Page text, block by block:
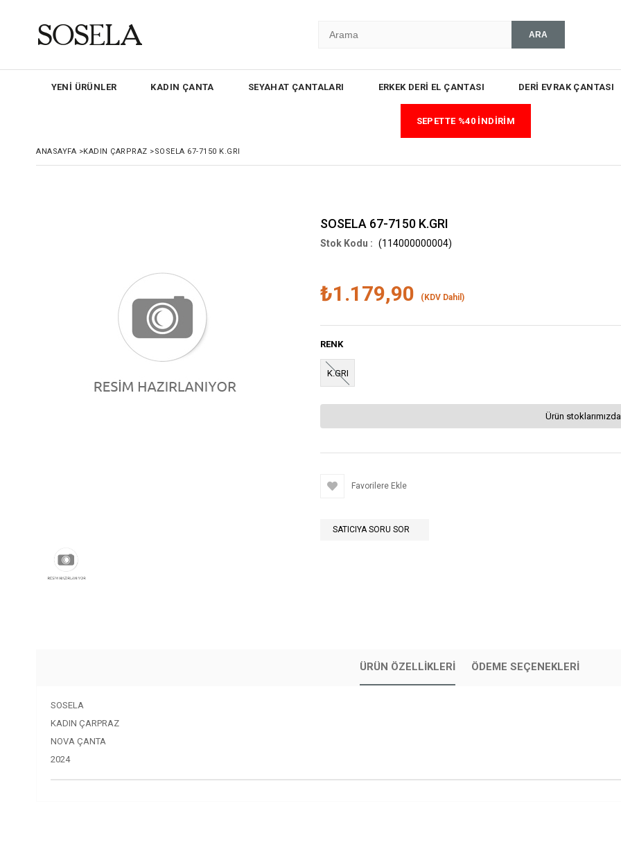
YENİ ÜRÜNLER KADIN ÇANTA SEYAHAT ÇANTALARI ERKEK DERİ EL ÇANTASI DERİ EVRAK ÇANTASI
SEPETTE %40 İNDİRİM
ANASAYFA >KADIN ÇARPRAZ >SOSELA 67-7150 K.GRI
SOSELA 67-7150 K.GRI
(114000000004)
₺1.179,90 (KDV Dahil)
RENK
K.GRI
Ürün
Favorilere Ekle
SATICIYA SORU SOR
ÜRÜN ÖZELLIKLERI ÖDEME SEÇENEKLERI
SOSELA
KADIN ÇARPRAZ
NOVA ÇANTA
2024